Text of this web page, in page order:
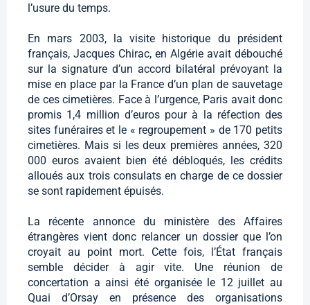
l’usure du temps.
En mars 2003, la visite historique du président
français, Jacques Chirac, en Algérie avait débouché
sur la signature d’un accord bilatéral prévoyant la
mise en place par la France d’un plan de sauvetage
de ces cimetières. Face à l’urgence, Paris avait donc
promis 1,4 million d’euros pour à la réfection des
sites funéraires et le « regroupement » de 170 petits
cimetières. Mais si les deux premières années, 320
000 euros avaient bien été débloqués, les crédits
alloués aux trois consulats en charge de ce dossier
se sont rapidement épuisés.
La récente annonce du ministère des Affaires
étrangères vient donc relancer un dossier que l’on
croyait au point mort. Cette fois, l’État français
semble décider à agir vite. Une réunion de
concertation a ainsi été organisée le 12 juillet au
Quai d’Orsay en présence des organisations